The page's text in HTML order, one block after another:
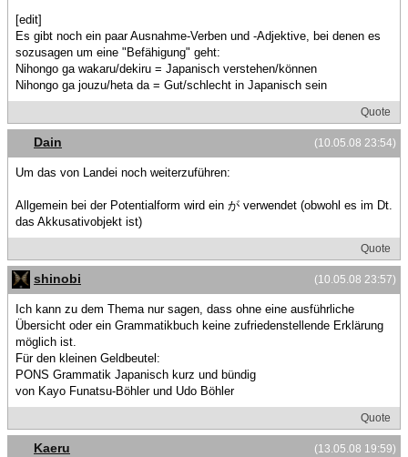
[edit]
Es gibt noch ein paar Ausnahme-Verben und -Adjektive, bei denen es
sozusagen um eine "Befähigung" geht:
Nihongo ga wakaru/dekiru = Japanisch verstehen/können
Nihongo ga jouzu/heta da = Gut/schlecht in Japanisch sein
Quote
(10.05.08 23:54)
Dain
Um das von Landei noch weiterzuführen:
Allgemein bei der Potentialform wird ein が verwendet (obwohl es im Dt.
das Akkusativobjekt ist)
Quote
(10.05.08 23:57)
shinobi
Ich kann zu dem Thema nur sagen, dass ohne eine ausführliche
Übersicht oder ein Grammatikbuch keine zufriedenstellende Erklärung
möglich ist.
Für den kleinen Geldbeutel:
PONS Grammatik Japanisch kurz und bündig
von Kayo Funatsu-Böhler und Udo Böhler
Quote
(13.05.08 19:59)
Kaeru